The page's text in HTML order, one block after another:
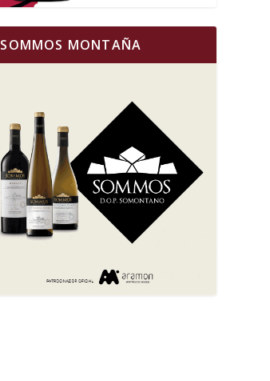
SOMMOS MONTAÑA